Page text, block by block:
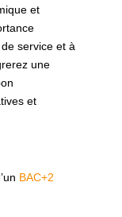
et
service et à
une
et
BAC+2